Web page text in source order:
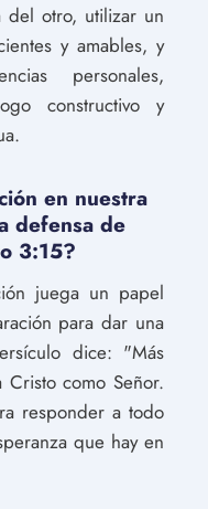
del otro, utilizar un
y amables, y
personales,
constructivo y
en nuestra
defensa de
3:15?
juega un papel
para dar una
dice: "Más
como Señor.
responder a todo
que hay en